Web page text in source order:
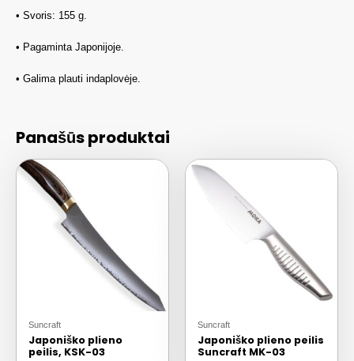
• Svoris: 155 g.
• Pagaminta Japonijoje.
• Galima plauti indaplovėje.
Panašūs produktai
Suncraft
Japoniško plieno
peilis, KSK-03
Suncraft
Japoniško plieno peilis
Suncraft MK-03